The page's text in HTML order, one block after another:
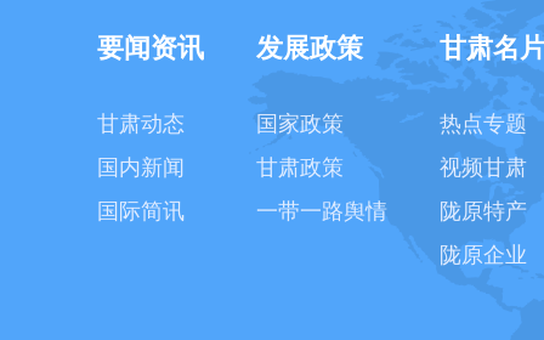
要闻资讯
甘肃动态
国内新闻
国际简讯
发展政策
国家政策
甘肃政策
一带一路舆情
甘肃名
热点专题
视频甘肃
陇原特产
陇原企业